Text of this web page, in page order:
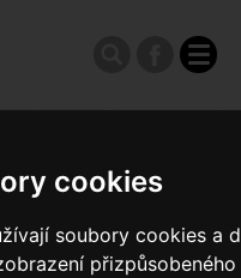
cookies
soubory cookies a